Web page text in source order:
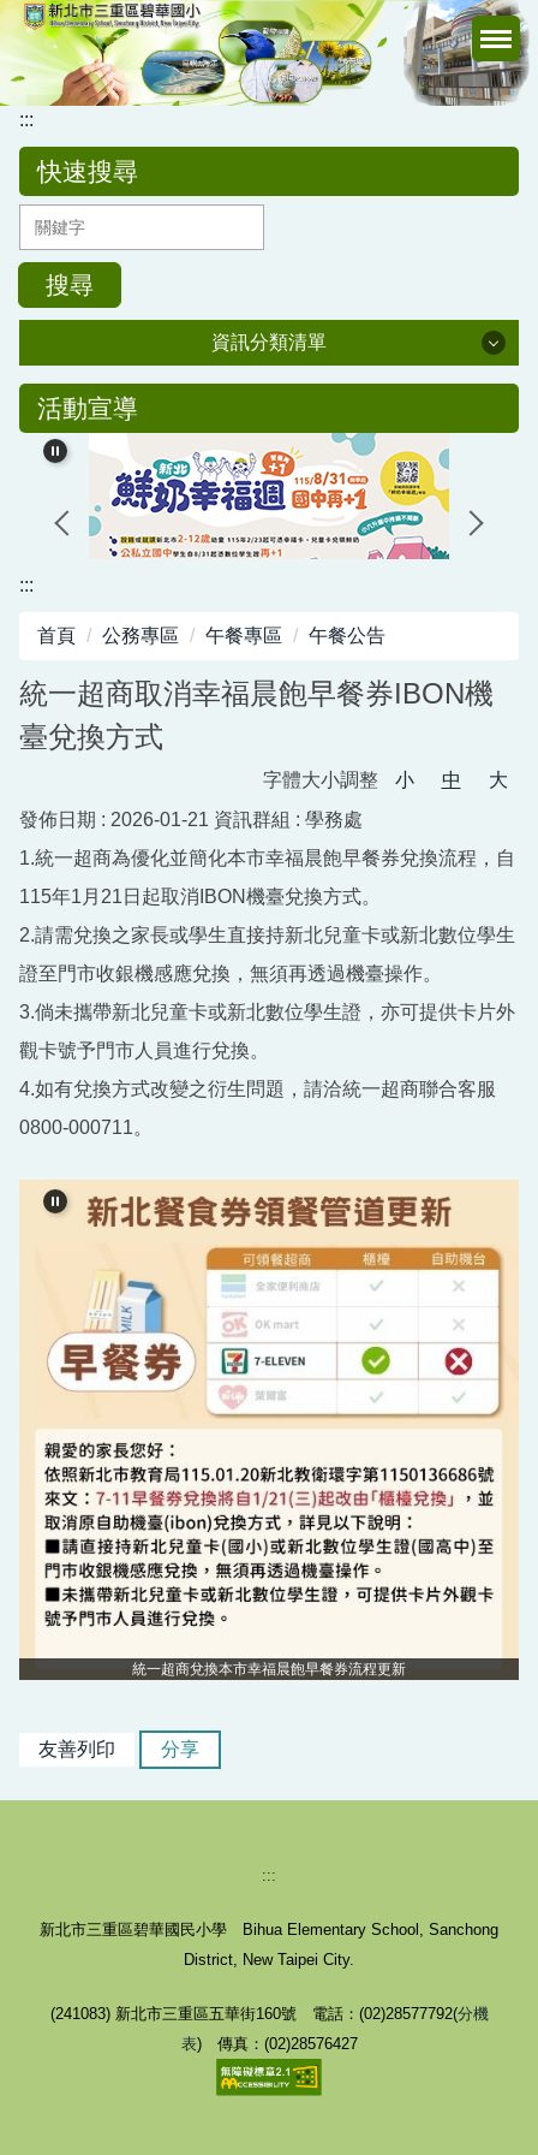
跳
到
主
要
區
:::
快速搜尋
搜尋
資訊分類清單
公務專區
校務行政
公告訊息
資訊中心
活動宣導
:::
首頁 公務專區 午餐專區 午餐公告
統一超商取消幸福晨飽早餐券IBON機
臺兌換方式
字體大小調整 小 中
大
發佈日期 : 2026-01-21 資訊群組 : 學務處
1.統一超商為優化並簡化本市幸福晨飽早餐券兌換流程，自
115年1月21日起取消IBON機臺兌換方式。
2.請需兌換之家長或學生直接持新北兒童卡或新北數位學生
證至門市收銀機感應兌換，無須再透過機臺操作。
3.倘未攜帶新北兒童卡或新北數位學生證，亦可提供卡片外
觀卡號予門市人員進行兌換。
4.如有兌換方式改變之衍生問題，請洽統一超商聯合客服
0800-000711。
統一超商兌換本市幸福晨飽早餐券流程更新
友善列印 分享
:::
新北市三重區碧華國民小學 Bihua Elementary School, Sanchong
District, New Taipei City.
(241083) 新北市三重區五華街160號 電話：(02)28577792(分機
表) 傳真：(02)28576427